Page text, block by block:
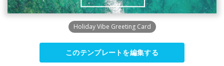
Holiday Vibe Greeting Card
このテンプレートを編集する